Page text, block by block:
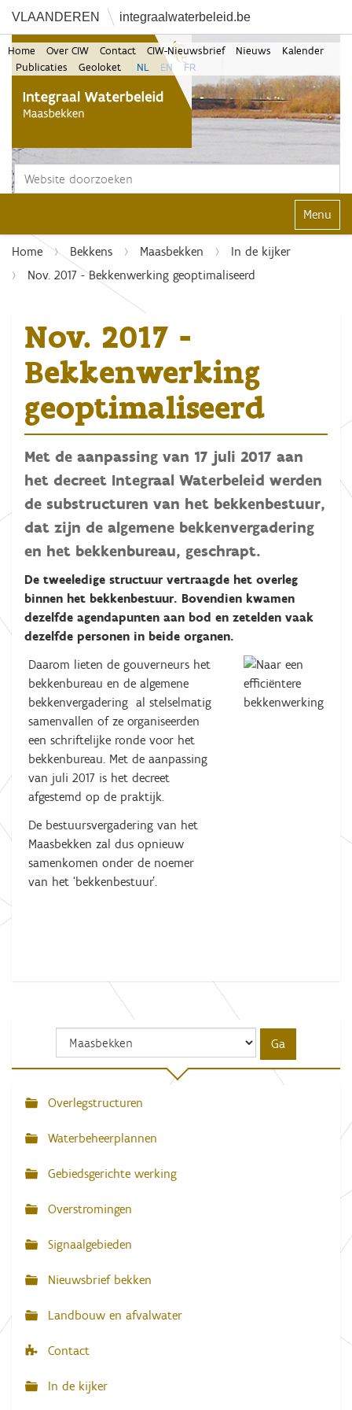
VLAANDEREN integraalwaterbeleid.be
Zoek
Home Over CIW Contact CIW-Nieuwsbrief Nieuws
Kalender
Publicaties
Geoloket NL EN FR
Klap
Home Bekkens Maasbekken
In de kijker
Nov. 2017 - Bekkenwerking geoptimaliseerd
Nov. 2017 -
Bekkenwerking
geoptimaliseerd
Met de aanpassing van 17 juli 2017 aan
het decreet Integraal Waterbeleid werden
de substructuren van het bekkenbestuur,
dat zijn de algemene bekkenvergadering
en het bekkenbureau, geschrapt.
De tweeledige structuur vertraagde het overleg
binnen het bekkenbestuur. Bovendien kwamen
dezelfde agendapunten aan bod en zetelden vaak
dezelfde personen in beide organen.
Daarom lieten de gouverneurs het
bekkenbureau en de algemene
bekkenvergadering al stelselmatig
samenvallen of ze organiseerden
een schriftelijke ronde voor het
bekkenbureau. Met de aanpassing
van juli 2017 is het decreet
afgestemd op de praktijk.
De bestuursvergadering van het
Maasbekken zal dus opnieuw
samenkomen onder de noemer
van het ‘bekkenbestuur’.
N
a
i
g
t
Overlegstructuren
Waterbeheerplannen
Gebiedsgerichte werking
Overstromingen
Signaalgebieden
Nieuwsbrief bekken
Landbouw en afvalwater
Contact
In de kijker